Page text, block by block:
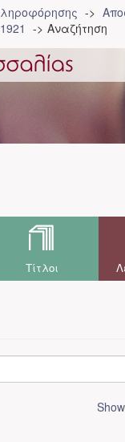
Αναζήτηση
Τίτλοι